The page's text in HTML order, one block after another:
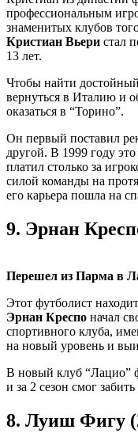
профессиональным
знаменитых клубов
Кристиан Вьери стал
13 лет.
Чтобы найти
вернуться в Италию и
оказаться в “Торино”.
Он первый поставил
другой. В 1999 году
платил столько за
силой команды на
его карьера пошла на
9. Эрнан
Перешел из Парма в
Этот футболист
Эрнан Креспо начал
спортивного клуба,
на новый уровень и
В новый клуб “Лацио”
и за 2 сезон смог
8. Луиш Фигу